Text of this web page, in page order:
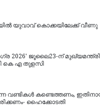
യുവാവ് കൊക്കയിലേക്ക് വീണു
2026' ജൂലൈ23-ന് മുഖ്യമന്ത്രി
കെ എ തുളസി
വണ്ടികള്‍ കണ്ടെത്തണം,
ഹൈക്കോടതി